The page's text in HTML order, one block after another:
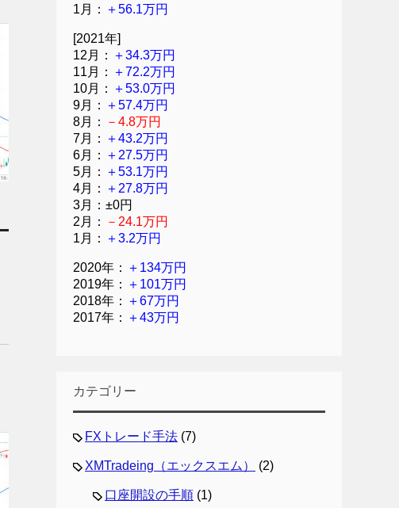
1月： ＋56.1万円
[2021年]
12月： ＋34.3万円
11月： ＋72.2万円
10月： ＋53.0万円
9月： ＋57.4万円
8月：
－4.8万円
7月： ＋43.2万円
6月： ＋27.5万円
5月： ＋53.1万円
4月： ＋27.8万円
3月：±0円
2月：
－24.1万円
1月： ＋3.2万円
2020年： ＋134万円
2019年： ＋101万円
2018年： ＋67万円
2017年： ＋43万円
カテゴリー
FXトレード手法 (7)
XMTradeing（エックスエム） (2)
口座開設の手順 (1)